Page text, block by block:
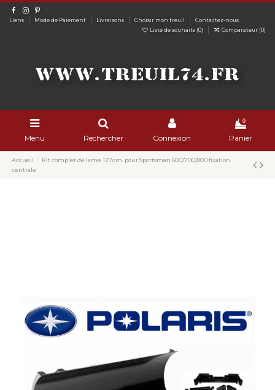
Liens Mode de Paiement Livraisons Choisir mon treuil
Contactez-nous
Liste de souhaits (0) Comparateur (0)
Menu Rechercher Connexion
0
Panier
Accueil
Kit complet de lame 127cm. pour Sportsman 600/700/800 fixation
centrale